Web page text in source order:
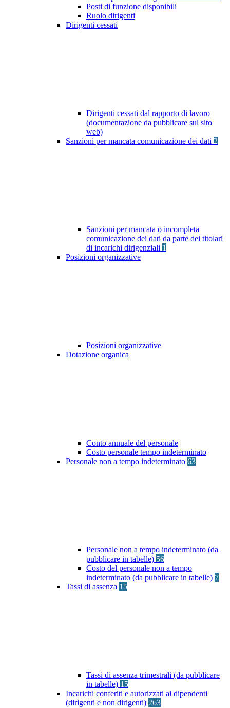
Posti di funzione disponibili
Ruolo dirigenti
Dirigenti cessati
Dirigenti cessati dal rapporto di lavoro
(documentazione da pubblicare sul sito
web)
Sanzioni per mancata comunicazione dei dati 2
Sanzioni per mancata o incompleta
comunicazione dei dati da parte dei titolari
di incarichi dirigenziali 1
Posizioni organizzative
Posizioni organizzative
Dotazione organica
Conto annuale del personale
Costo personale tempo indeterminato
Personale non a tempo indeterminato 63
Personale non a tempo indeterminato (da
pubblicare in tabelle) 56
Costo del personale non a tempo
indeterminato (da pubblicare in tabelle) 7
Tassi di assenza 15
Tassi di assenza trimestrali (da pubblicare
in tabelle) 15
Incarichi conferiti e autorizzati ai dipendenti
(dirigenti e non dirigenti) 263